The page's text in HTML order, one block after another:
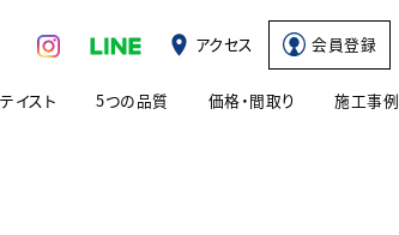
アクセス 会員登録
イスト 5つの品質 価格・間取り 施工事例